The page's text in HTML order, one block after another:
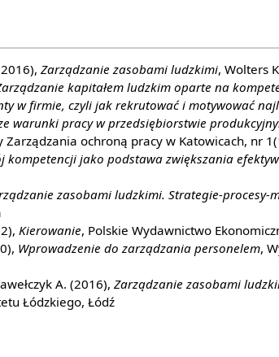
Zarządzanie zasobami ludzkimi, Wolters
kapitałem ludzkim oparte na
w firmie, czyli jak rekrutować i motywować
warunki pracy w przedsiębiorstwie
Zarządzania ochroną pracy w Katowicach, nr
kompetencji jako podstawa zwiększania
zasobami ludzkimi. Strategie-procesy-
Kierowanie, Polskie Wydawnictwo
Wprowadzenie do zarządzania personelem,
A. (2016), Zarządzanie zasobami
Łódzkiego, Łódź